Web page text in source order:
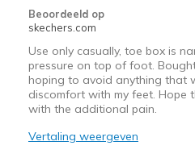
Beoordeeld op
skechers.com
Use only casually, toe box is
pressure on top of foot.
hoping to avoid anything that
discomfort with my feet. Hope
with the additional pain.
Vertaling weergeven